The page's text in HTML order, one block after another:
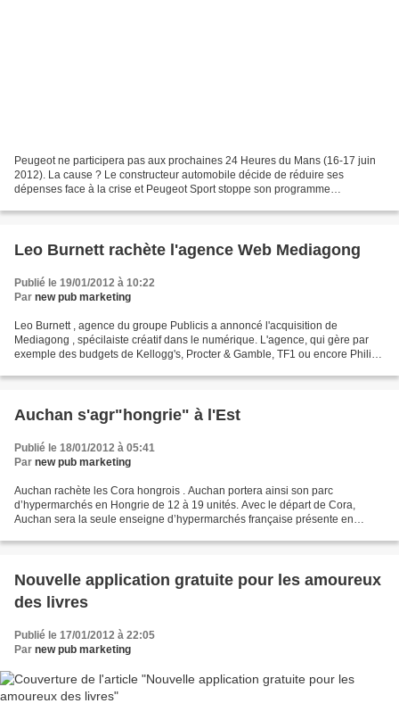
Peugeot ne participera pas aux prochaines 24 Heures du Mans (16-17 juin
2012). La cause ? Le constructeur automobile décide de réduire ses
dépenses face à la crise et Peugeot Sport stoppe son programme
Leo Burnett rachète l'agence Web Mediagong
Publié le 19/01/2012 à 10:22
Par new pub marketing
Leo Burnett , agence du groupe Publicis a annoncé l'acquisition de
Mediagong , spécilaiste créatif dans le numérique. L'agence, qui gère par
exemple des budgets de Kellogg's, Procter & Gamble, TF1 ou encore Philip
Auchan s'agr"hongrie" à l'Est
Publié le 18/01/2012 à 05:41
Par new pub marketing
Auchan rachète les Cora hongrois . Auchan portera ainsi son parc
d’hypermarchés en Hongrie de 12 à 19 unités. Avec le départ de Cora,
Auchan sera la seule enseigne d’hypermarchés française présente en
Nouvelle application gratuite pour les amoureux
des livres
Publié le 17/01/2012 à 22:05
Par new pub marketing